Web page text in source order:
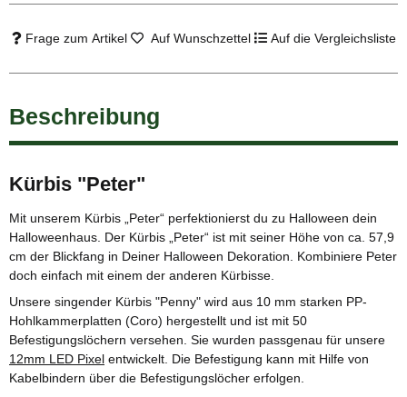
Frage zum Artikel Auf Wunschzettel Auf die Vergleichsliste
Beschreibung
Kürbis "Peter"
Mit unserem Kürbis „Peter“ perfektionierst du zu Halloween dein
Halloweenhaus. Der Kürbis „Peter“ ist mit seiner Höhe von ca. 57,9
cm der Blickfang in Deiner Halloween Dekoration. Kombiniere Peter
doch einfach mit einem der anderen Kürbisse.
Unsere singender Kürbis "Penny" wird aus 10 mm starken PP-
Hohlkammerplatten (Coro) hergestellt und ist mit 50
Befestigungslöchern versehen. Sie wurden passgenau für unsere
12mm LED Pixel entwickelt. Die Befestigung kann mit Hilfe von
Kabelbindern über die Befestigungslöcher erfolgen.